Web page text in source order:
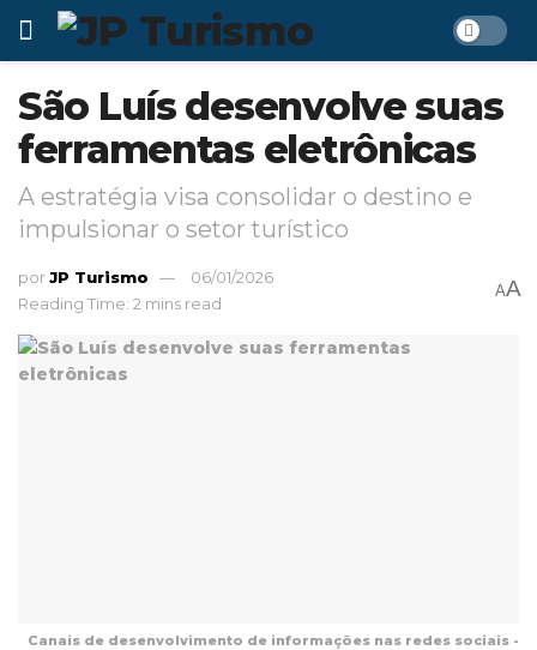
São Luís desenvolve suas
ferramentas eletrônicas
A estratégia visa consolidar o destino e
impulsionar o setor turístico
porJP Turismo
06/01/2026
Reading Time: 2 mins read
AA
Canais de desenvolvimento de informações nas redes sociais -